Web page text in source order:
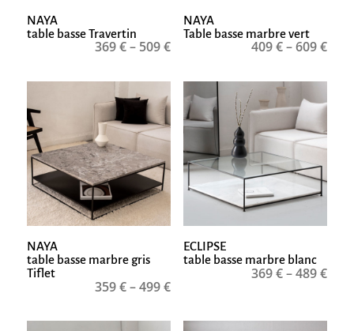
NAYA
table basse Travertin
369€– 509€
NAYA
Table basse marbre vert
409€–609€
NAYA
table basse marbre gris
Tiflet
359€–499€
ECLIPSE
table basse marbre blanc
369€–489€